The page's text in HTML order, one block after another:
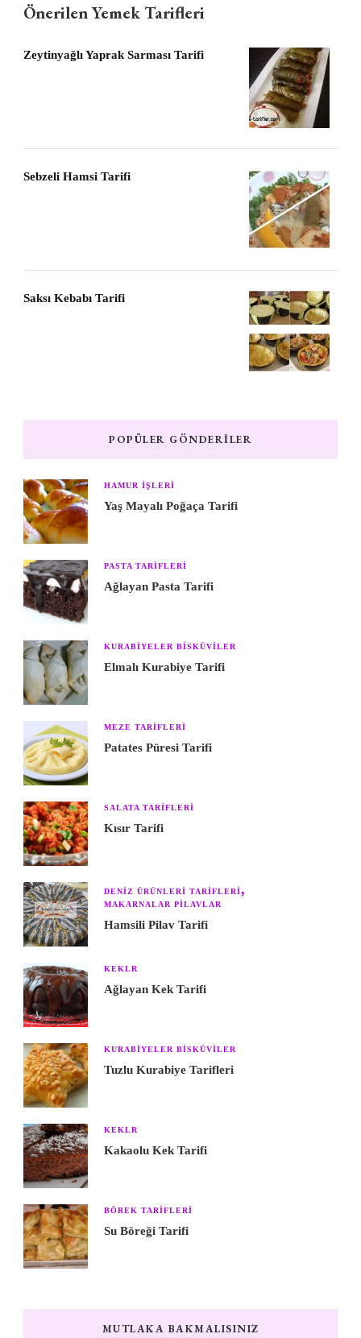
Önerilen Yemek Tarifleri
Zeytinyağlı Yaprak Sarması Tarifi
Sebzeli Hamsi Tarifi
Saksı Kebabı Tarifi
POPÜLER GÖNDERILER
HAMUR IŞLERI
Yaş Mayalı Poğaça Tarifi
PASTA TARIFLERI
Ağlayan Pasta Tarifi
KURABIYELER BISKÜVILER
Elmalı Kurabiye Tarifi
MEZE TARIFLERI
Patates Püresi Tarifi
SALATA TARIFLERI
Kısır Tarifi
DENIZ ÜRÜNLERI TARIFLERI
MAKARNALAR PILAVLAR
Hamsili Pilav Tarifi
KEKLR
Ağlayan Kek Tarifi
KURABIYELER BISKÜVILER
Tuzlu Kurabiye Tarifleri
KEKLR
Kakaolu Kek Tarifi
BÖREK TARIFLERI
Su Böreği Tarifi
MUTLAKA BAKMALISINIZ